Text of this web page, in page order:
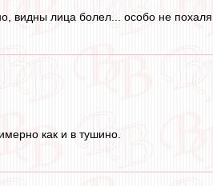
видны лица болел... особо не
как и в тушино.